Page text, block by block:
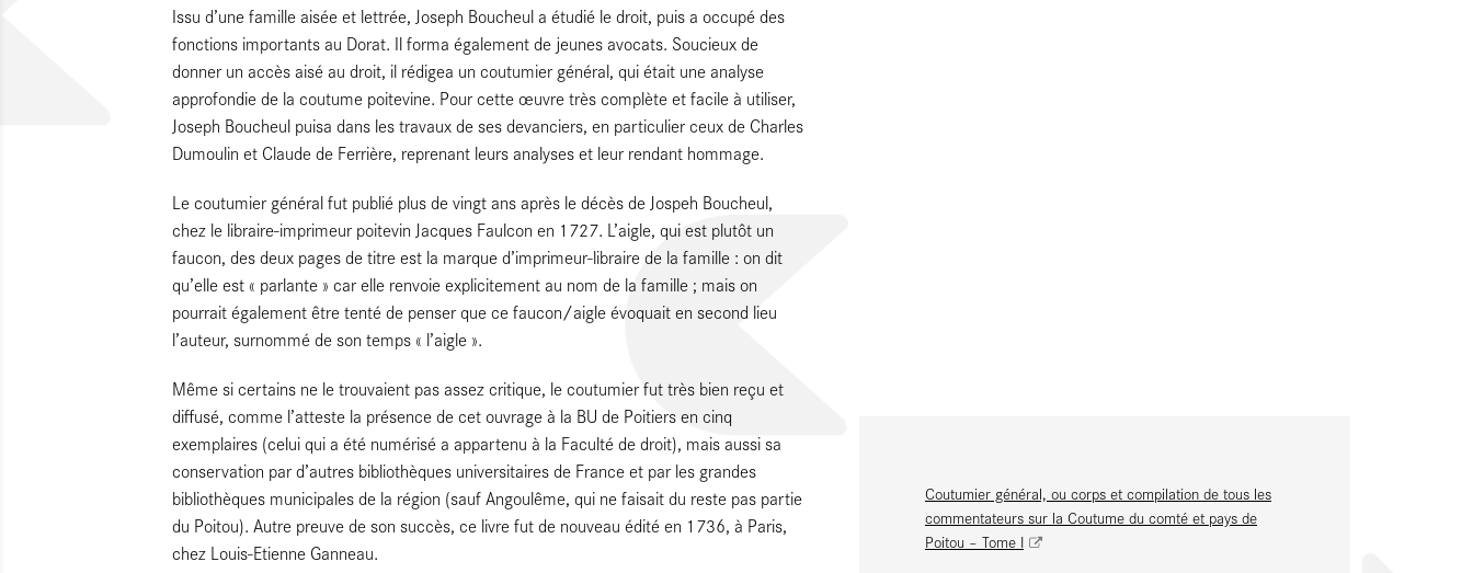
Issu d’une famille aisée et lettrée, Joseph Boucheul a étudié le droit, puis a occupé des
fonctions importants au Dorat. Il forma également de jeunes avocats. Soucieux de
donner un accès aisé au droit, il rédigea un coutumier général, qui était une analyse
approfondie de la coutume poitevine. Pour cette œuvre très complète et facile à utiliser,
Joseph Boucheul puisa dans les travaux de ses devanciers, en particulier ceux de Charles
Dumoulin et Claude de Ferrière, reprenant leurs analyses et leur rendant hommage.
Le coutumier général fut publié plus de vingt ans après le décès de Jospeh Boucheul,
chez le libraire-imprimeur poitevin Jacques Faulcon en 1727. L’aigle, qui est plutôt un
faucon, des deux pages de titre est la marque d’imprimeur-libraire de la famille : on dit
qu’elle est « parlante » car elle renvoie explicitement au nom de la famille ; mais on
pourrait également être tenté de penser que ce faucon/aigle évoquait en second lieu
l’auteur, surnommé de son temps « l’aigle ».
Même si certains ne le trouvaient pas assez critique, le coutumier fut très bien reçu et
diffusé, comme l’atteste la présence de cet ouvrage à la BU de Poitiers en cinq
exemplaires (celui qui a été numérisé a appartenu à la Faculté de droit), mais aussi sa
conservation par d’autres bibliothèques universitaires de France et par les grandes
bibliothèques municipales de la région (sauf Angoulême, qui ne faisait du reste pas partie
du Poitou). Autre preuve de son succès, ce livre fut de nouveau édité en 1736, à Paris,
chez Louis-Etienne Ganneau.
Coutumier général, ou corps et compilation de tous les
commentateurs sur la Coutume du comté et pays de
Poitou – Tome I